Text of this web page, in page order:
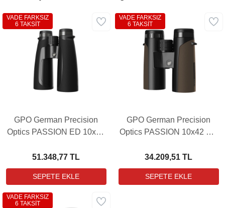
GPO German Precision
Optics PASSION ED 10x56
51.348,77 TL
VADE FARKSIZ
6 TAKSİT
GPO German Precision
Optics PASSION 10x42 ED
34.209,51 TL
VADE FARKSIZ
6 TAKSİT
VADE FARKSIZ
6 TAKSİT